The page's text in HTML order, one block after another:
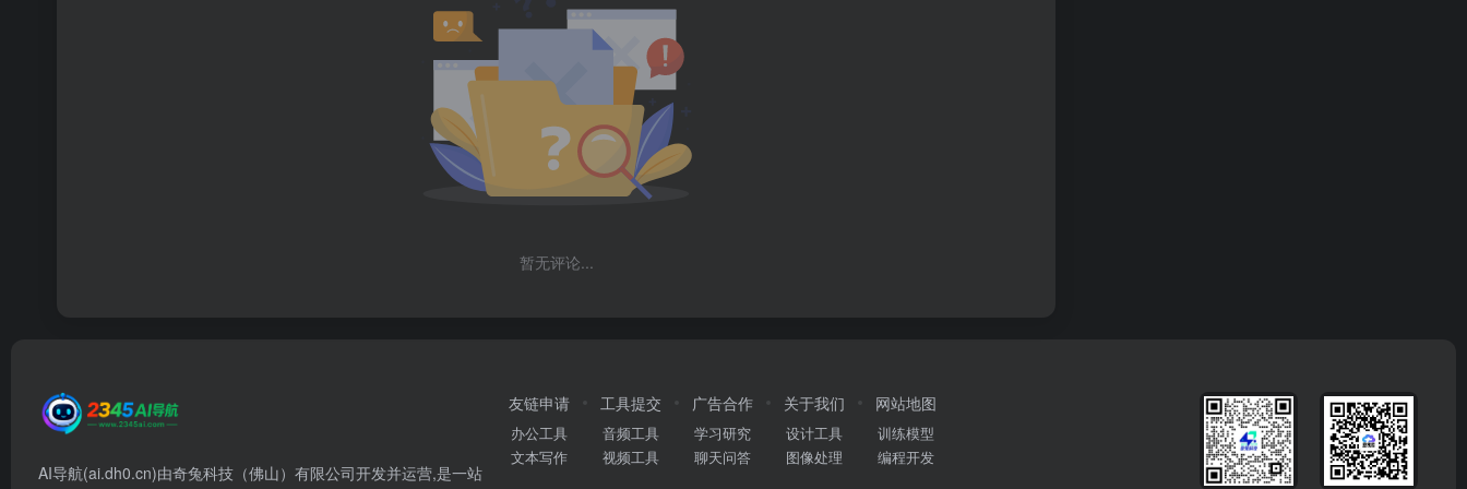
暂无评论...
AI导航(ai.dh0.cn)由奇兔科技（佛山）有限公司开发并运营,是一站
友链申请
办公工具
文本写作
工具提交
音频工具
视频工具
广告合作
学习研究
聊天问答
关于我们
设计工具
图像处理
网站地图
训练模型
编程开发